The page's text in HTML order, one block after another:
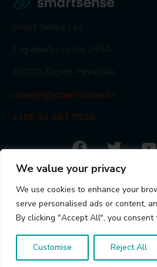
We value your privacy
We use cookies to enhance your
serve personalised ads or content,
By clicking "Accept All", you consent
Customise Reject All
Smart Sense Ltd.
Zagrebačka cesta 145A,
10000 Zagreb, Hrvatska
connect@smart-sense.hr
+385 91 603 5538
© Smart Sense Ltd. 2024
Beyanlar
Gizlilik Politikası ISO
İş ortağı portalı